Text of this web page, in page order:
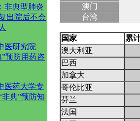
非典型肺炎
出院后不会
医研究院
”预防用药咨
医药大学专
非典”预防知
澳门
台湾
国家
累
澳大利亚
巴西
加拿大
哥伦比亚
芬兰
法国